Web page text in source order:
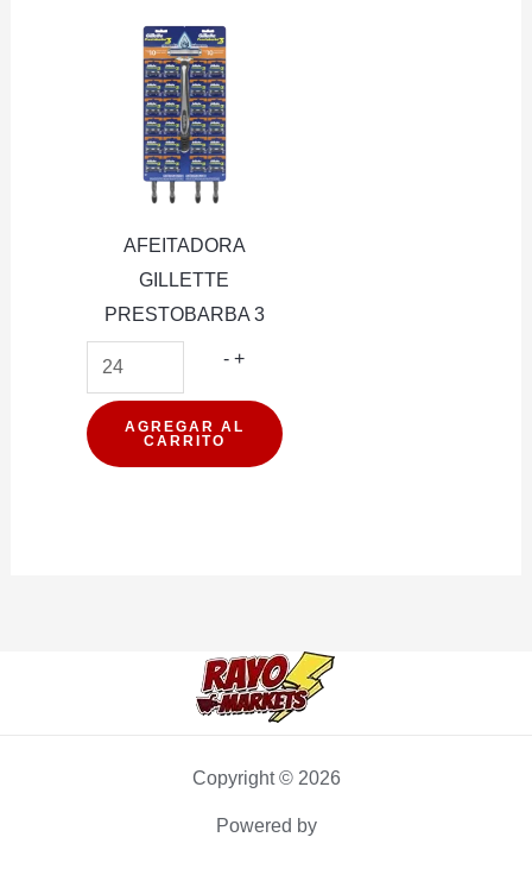
AFEITADORA
GILLETTE
PRESTOBARBA 3
- AFEITADORA
PRESTOBARBA
+
AGREGAR AL
CARRITO
Copyright © 2026
Powered by